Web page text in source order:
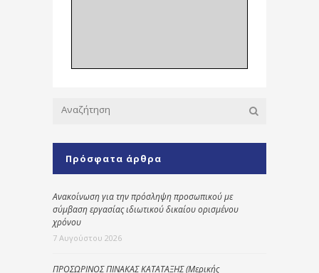
Πρόσφατα άρθρα
Ανακοίνωση για την πρόσληψη προσωπικού με
σύμβαση εργασίας ιδιωτικού δικαίου ορισμένου
χρόνου
7 Αυγούστου 2026
ΠΡΟΣΩΡΙΝΟΣ ΠΙΝΑΚΑΣ ΚΑΤΑΤΑΞΗΣ (Μερικής